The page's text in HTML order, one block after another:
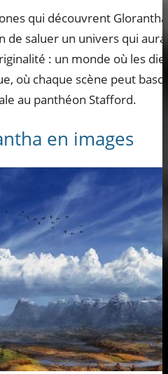
qui découvrent
de saluer un univers qui
: un monde où les
où chaque scène peut
au panthéon Stafford.
en images